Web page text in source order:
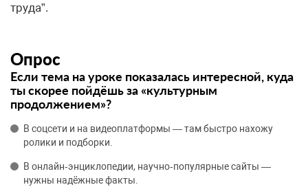
труда”.
Опрос
Если тема на уроке показалась интересной, куда
ты скорее пойдёшь за «культурным
продолжением»?
В соцсети и на видеоплатформы — там быстро нахожу
ролики и подборки.
В онлайн‑энциклопедии, научно‑популярные сайты —
нужны надёжные факты.